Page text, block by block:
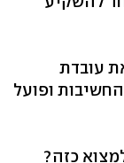
עובדת
ופועל
כזה?